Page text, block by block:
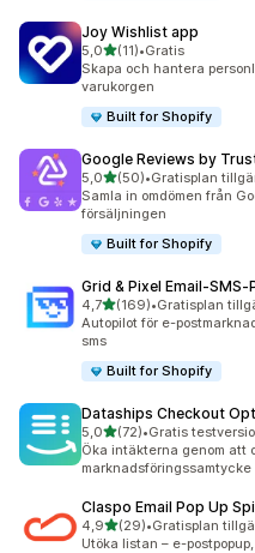
Joy Wishlist app
5,0av 5 stjärnor
(11)
11 recensioner totalt
•Gratis
Skapa och hantera
varukorgen
Built for Shopify
Google Reviews by
5,0av 5 stjärnor
(50)
50 recensioner totalt
•Gratisplan
Samla in omdömen från
försäljningen
Built for Shopify
Grid & Pixel
4,7av 5 stjärnor
(169)
169 recensioner totalt
•Gratisplan
Autopilot för e-
sms
Built for Shopify
Dataships Checkout
5,0av 5 stjärnor
(72)
72 recensioner totalt
•Gratis
Öka intäkterna genom att
marknadsföringssamtycke
Claspo Email Pop Up
4,9av 5 stjärnor
(29)
29 recensioner totalt
•Gratisplan
Utöka listan – e-